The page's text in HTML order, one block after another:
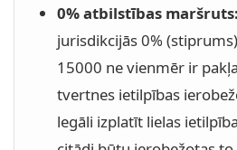
0% atbilstības maršruts:
jurisdikcijās 0%
15000 ne vienmēr ir
tvertnes ietilpības
legāli izplatīt lielas